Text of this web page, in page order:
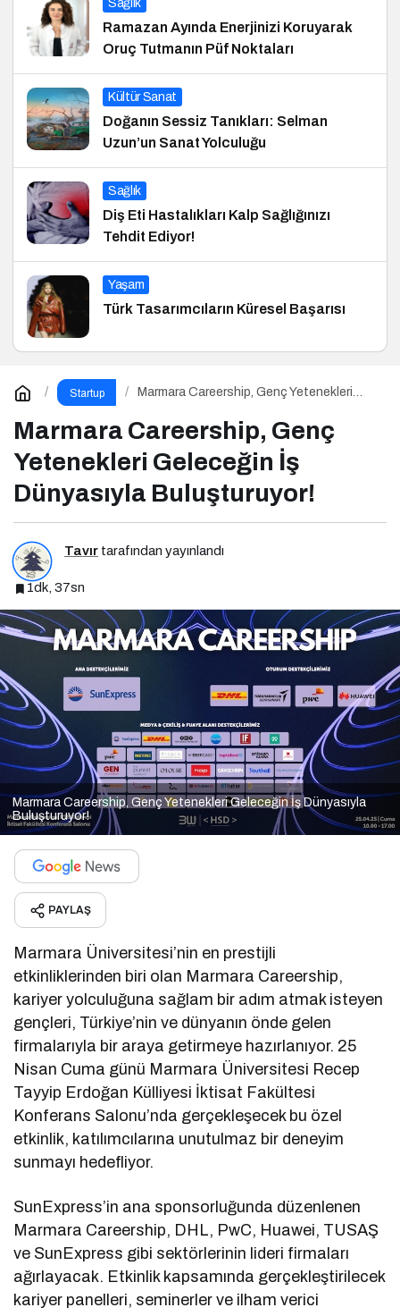
Sağlık
Ramazan Ayında Enerjinizi Koruyarak
Oruç Tutmanın Püf Noktaları
Kültür Sanat
Doğanın Sessiz Tanıkları: Selman
Uzun’un Sanat Yolculuğu
Sağlık
Diş Eti Hastalıkları Kalp Sağlığınızı
Tehdit Ediyor!
Yaşam
Türk Tasarımcıların Küresel Başarısı
Startup
Marmara Careership, Genç Yetenekleri
Marmara Careership, Genç
Yetenekleri Geleceğin İş
Dünyasıyla Buluşturuyor!
Tavır tarafından yayınlandı
1dk, 37sn
Marmara Careership, Genç Yetenekleri Geleceğin İş Dünyasıyla
Buluşturuyor!
PAYLAŞ
Marmara Üniversitesi’nin en prestijli
etkinliklerinden biri olan Marmara Careership,
kariyer yolculuğuna sağlam bir adım atmak isteyen
gençleri, Türkiye’nin ve dünyanın önde gelen
firmalarıyla bir araya getirmeye hazırlanıyor. 25
Nisan Cuma günü Marmara Üniversitesi Recep
Tayyip Erdoğan Külliyesi İktisat Fakültesi
Konferans Salonu’nda gerçekleşecek bu özel
etkinlik, katılımcılarına unutulmaz bir deneyim
sunmayı hedefliyor.
SunExpress’in ana sponsorluğunda düzenlenen
Marmara Careership, DHL, PwC, Huawei, TUSAŞ
ve SunExpress gibi sektörlerinin lideri firmaları
ağırlayacak. Etkinlik kapsamında gerçekleştirilecek
kariyer panelleri, seminerler ve ilham verici